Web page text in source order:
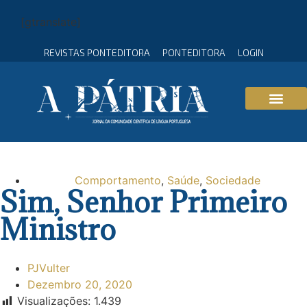
[gtranslate]
REVISTAS PONTEDITORA PONTEDITORA LOGIN
Comportamento, Saúde, Sociedade
Sim, Senhor Primeiro
Ministro
PJVulter
Dezembro 20, 2020
Visualizações: 1.439